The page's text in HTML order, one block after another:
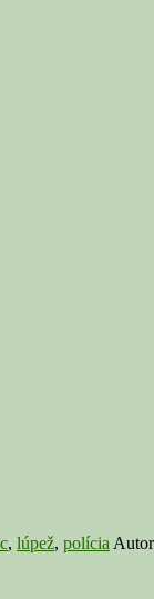
, lúpež, polícia